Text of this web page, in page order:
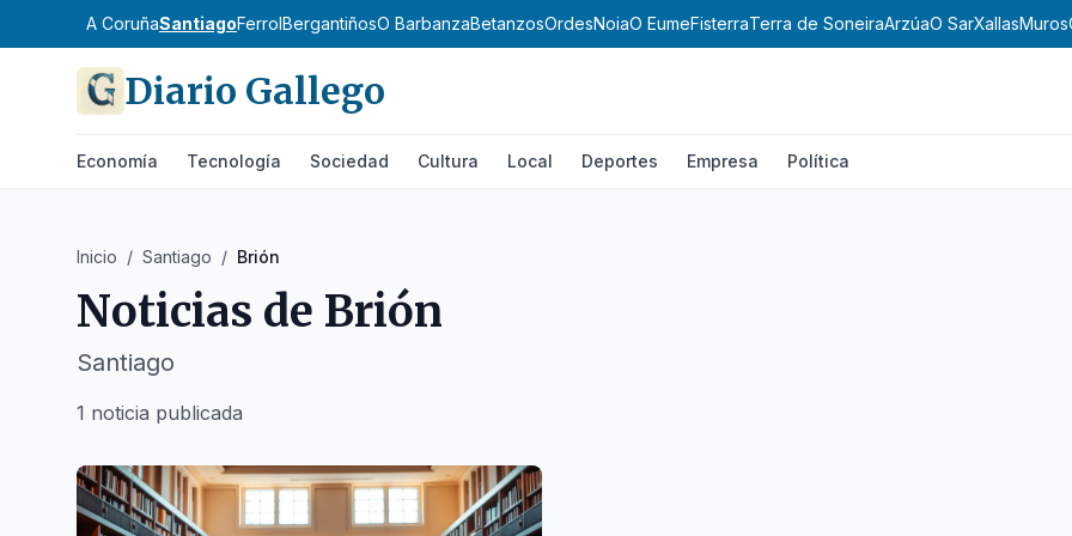
A CoruñaSantiagoFerrolBergantiñosO BarbanzaBetanzosOrdesNoiaO EumeFisterraTerra de SoneiraArzúaO SarXallasMuros
Diario Gallego
Economía Tecnología Sociedad Cultura Local Deportes Empresa Política
Inicio / Santiago / Brión
Noticias de Brión
Santiago
1 noticia publicada